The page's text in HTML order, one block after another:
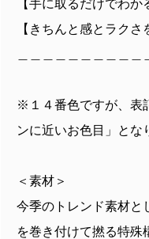
【手に取るだけでわか
【きちんと感とラク
※１４番色ですが、表
ンに近いお色目」とな
＜素材＞
今季のトレンド素材と
を巻き付けて撚る特殊